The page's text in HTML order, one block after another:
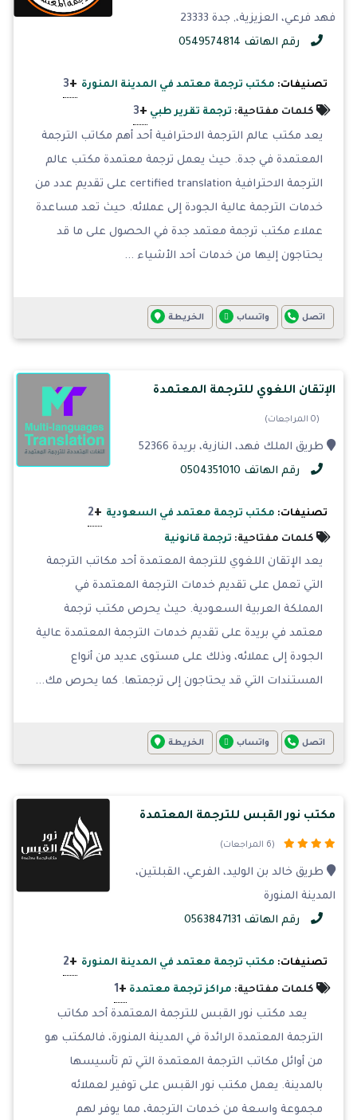
فهد فرعي، العزيزية،, جدة 23333
رقم الهاتف 0549574814
تصنيفات: مكتب ترجمة معتمد في المدينة المنورة +
3
كلمات مفتاحية: ترجمة تقرير طبي +
3
يعد مكتب عالم الترجمة الاحترافية أحد أهم مكاتب الترجمة
المعتمدة في جدة. حيث يعمل ترجمة معتمدة مكتب عالم
الترجمة الاحترافية certified translation على تقديم عدد من
خدمات الترجمة عالية الجودة إلى عملائه. حيث تعد مساعدة
عملاء مكتب ترجمة معتمد جدة في الحصول على ما قد
يحتاجون إليها من خدمات أحد الأشياء ...
اتصل واتساب الخريطة
الإتقان اللغوي للترجمة المعتمدة
(0 المراجعات)
طريق الملك فهد، النازية، بريدة 52366
رقم الهاتف 0504351010
تصنيفات: مكتب ترجمة معتمد في السعودية +
2
كلمات مفتاحية: ترجمة قانونية
يعد الإتقان اللغوي للترجمة المعتمدة أحد مكاتب الترجمة
التي تعمل على تقديم خدمات الترجمة المعتمدة في
المملكة العربية السعودية. حيث يحرص مكتب ترجمة
معتمد في بريدة على تقديم خدمات الترجمة المعتمدة عالية
الجودة إلى عملائه، وذلك على مستوى عديد من أنواع
المستندات التي قد يحتاجون إلى ترجمتها. كما يحرص مك...
اتصل واتساب الخريطة
مكتب نور القبس للترجمة المعتمدة
(6 المراجعات)
طريق خالد بن الوليد، الفرعي، القبلتين،
المدينة المنورة
رقم الهاتف 0563847131
تصنيفات: مكتب ترجمة معتمد في المدينة المنورة +
2
كلمات مفتاحية: مراكز ترجمة معتمدة +
1
يعد مكتب نور القبس للترجمة المعتمدة أحد مكاتب
الترجمة المعتمدة الرائدة في المدينة المنورة، فالمكتب هو
من أوائل مكاتب الترجمة المعتمدة التي تم تأسيسها
بالمدينة. يعمل مكتب نور القبس على توفير لعملائه
مجموعة واسعة من خدمات الترجمة، مما يوفر لهم